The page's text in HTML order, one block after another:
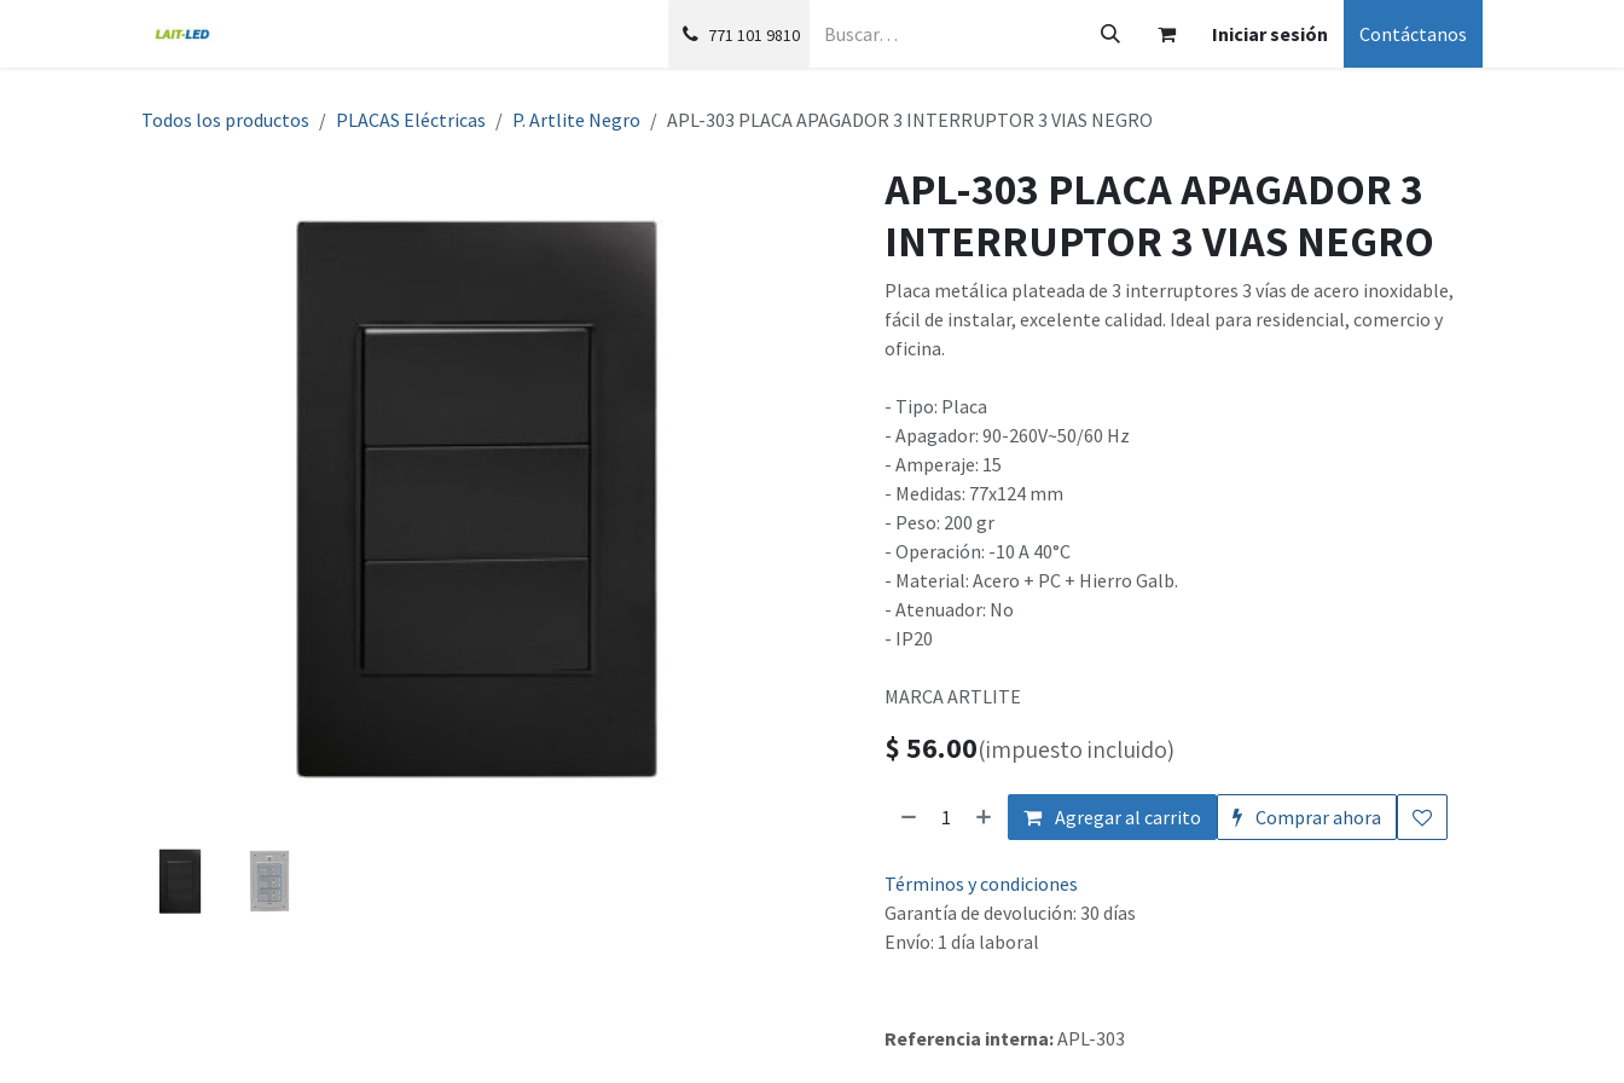
771 101 9810 Iniciar sesión Contáctanos
Todos los productos PLACAS Eléctricas P. Artlite Negro APL-303 PLACA APAGADOR 3 INTERRUPTOR 3 VIAS NEGRO
APL-303 PLACA APAGADOR 3
INTERRUPTOR 3 VIAS NEGRO
Placa metálica plateada de 3 interruptores 3 vías de acero inoxidable,
fácil de instalar, excelente calidad. Ideal para residencial, comercio y
oficina.
- Tipo: Placa
- Apagador: 90-260V~50/60 Hz
- Amperaje: 15
- Medidas: 77x124 mm
- Peso: 200 gr
- Operación: -10 A 40°C
- Material: Acero + PC + Hierro Galb.
- Atenuador: No
- IP20
MARCA ARTLITE
$56.00(impuesto incluido)
Agregar al carrito Comprar ahora
Términos y condiciones
Garantía de devolución: 30 días
Envío: 1 día laboral
Referencia interna:APL-303